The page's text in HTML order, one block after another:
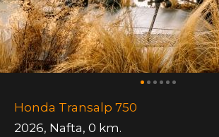
Honda Transalp 750
2026, Nafta, 0 km.